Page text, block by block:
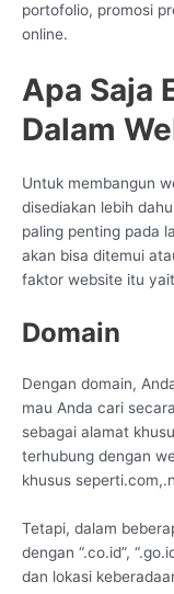
portofolio, promosi
online.
Apa Saja
Dalam
Untuk membangun
disediakan lebih
paling penting pada
akan bisa ditemui
faktor website itu
Domain
Dengan domain,
mau Anda cari
sebagai alamat
terhubung dengan
khusus
Tetapi, dalam
dengan “.co.id”,
dan lokasi